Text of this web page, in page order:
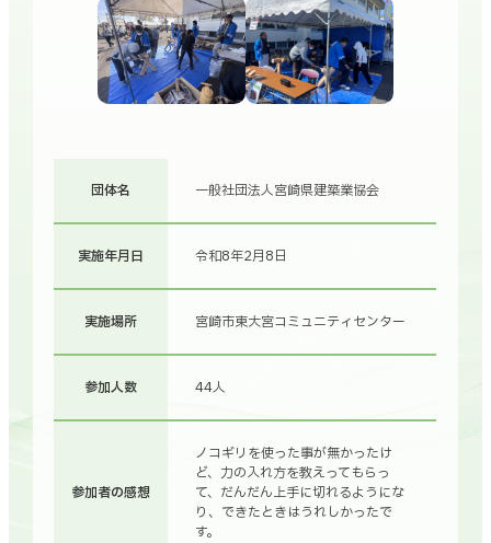
団体名 一般社団法人宮崎県建築業協会
実施年月日 令和8年2月8日
実施場所 宮崎市東大宮コミュニティセンター
参加人数 44人
参加者の感想
ノコギリを使った事が無かったけ
ど、力の入れ方を教えってもらっ
て、だんだん上手に切れるようにな
り、できたときはうれしかったで
す。